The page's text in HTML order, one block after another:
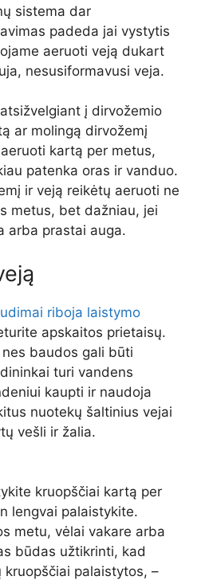
sistema dar
padeda jai vystytis
aeruoti veją dukart
nesusiformavusi veja.
į dirvožemio
ar molingą dirvožemį
kartą per metus,
patenka oras ir vanduo.
ir veją reikėtų aeruoti ne
metus, bet dažniau, jei
arba prastai auga.
riboja laistymo
apskaitos prietaisų.
baudos gali būti
turi vandens
kaupti ir naudoja
nuotekų šaltinius vejai
vešli ir žalia.
kruopščiai kartą per
lengvai palaistykite.
metu, vėlai vakare arba
būdas užtikrinti, kad
palaistytos, –